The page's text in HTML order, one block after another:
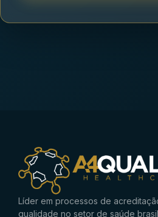
Líder em processos de
qualidade no setor de saúde